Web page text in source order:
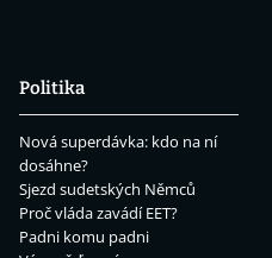
Politika
Nová superdávka: kdo na ní
dosáhne?
Sjezd sudetských Němců
Proč vláda zavádí EET?
Padni komu padni